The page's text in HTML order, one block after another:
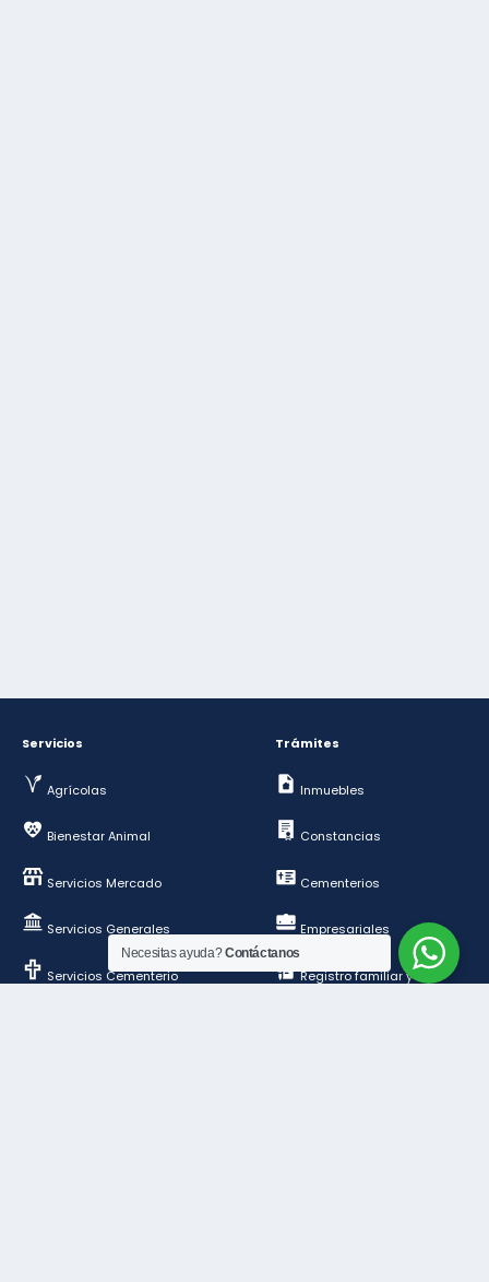
Servicios
Agrícolas
Bienestar Animal
Servicios Mercado
Servicios Generales
Servicios Cementerio
Trámites
Inmuebles
Constancias
Cementerios
Empresariales
Registro familiar y de
Necesitas ayuda?Contáctanos